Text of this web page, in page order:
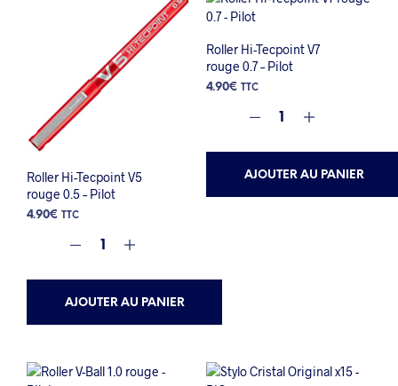
Roller Hi-Tecpoint V5
rouge 0.5 – Pilot
4.90€ TTC
AJOUTER AU PANIER
Roller Hi-Tecpoint V7
rouge 0.7 – Pilot
4.90€ TTC
AJOUTER AU PANIER